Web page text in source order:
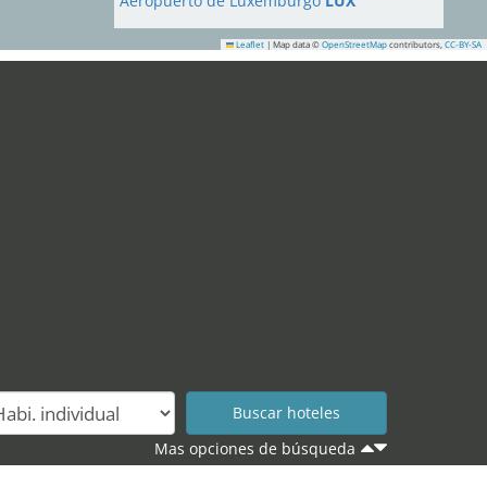
Leaflet | Map data © OpenStreetMap contributors, CC-BY-SA
Mas opciones de búsqueda